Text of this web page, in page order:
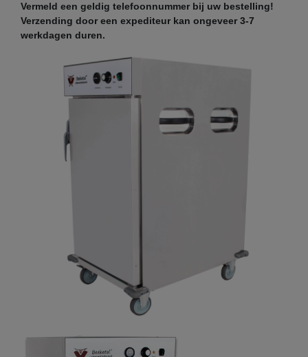
Vermeld een geldig telefoonnummer bij uw bestelling!
Verzending door een expediteur kan ongeveer 3-7
werkdagen duren.